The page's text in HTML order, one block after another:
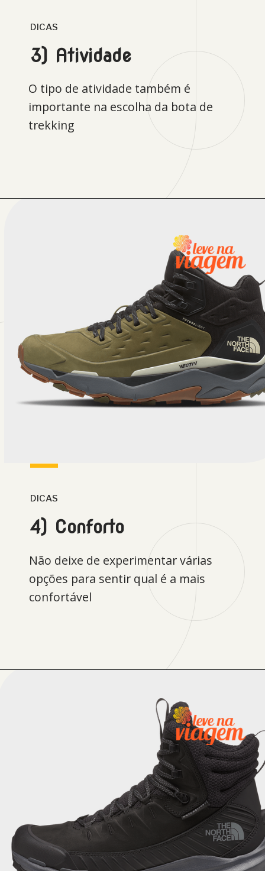
3) Atividade
O tipo de atividade também é
importante na escolha da bota de
trekking
DICAS
4) Conforto
Não deixe de experimentar várias
opções para sentir qual é a mais
confortável
DICAS